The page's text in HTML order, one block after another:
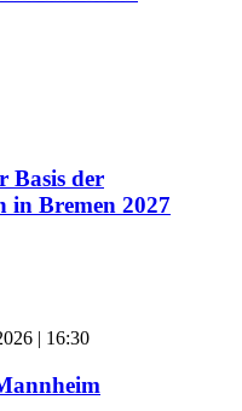
Basis der
in Bremen 2027
| 16:30